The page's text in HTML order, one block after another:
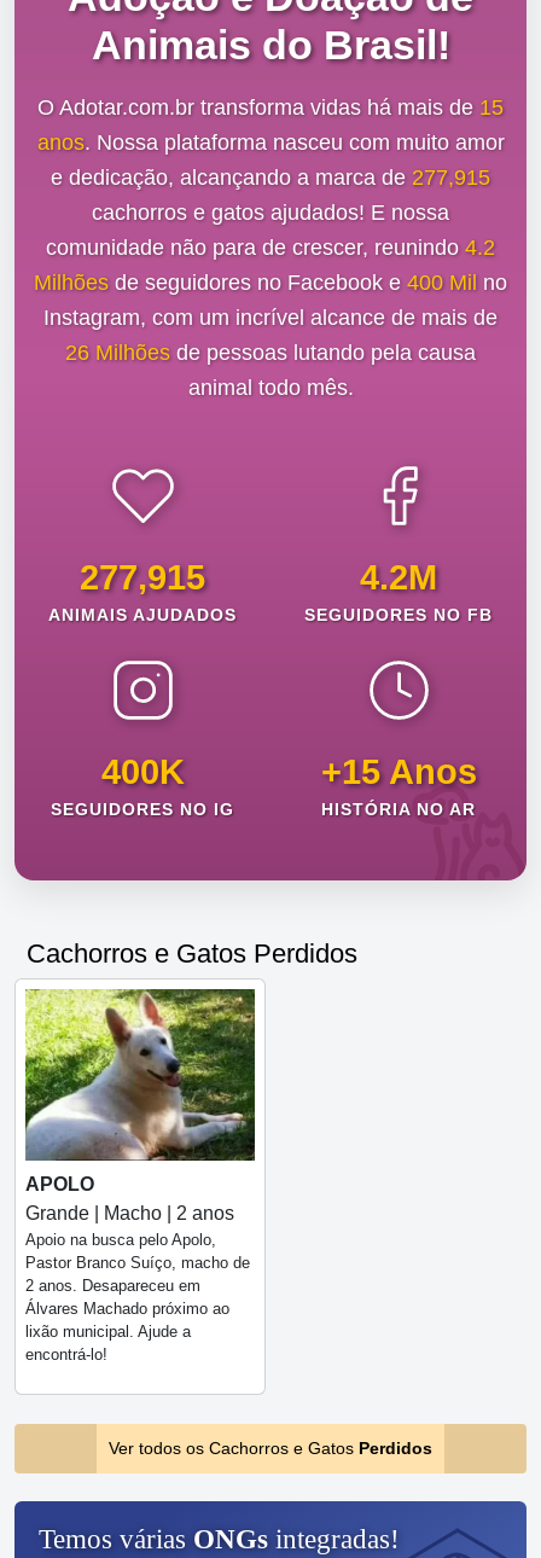
Animais do Brasil!
O Adotar.com.br transforma vidas há mais de 15
anos. Nossa plataforma nasceu com muito amor
e dedicação, alcançando a marca de 277,915
cachorros e gatos ajudados! E nossa
comunidade não para de crescer, reunindo 4.2
Milhõesde seguidores no Facebook e 400 Mil no
Instagram, com um incrível alcance de mais de
26 Milhõesde pessoas lutando pela causa
animal todo mês.
277,915
ANIMAIS AJUDADOS
4.2M
SEGUIDORES NO FB
400K
SEGUIDORES NO IG
+15 Anos
HISTÓRIA NO AR
Cachorros e Gatos Perdidos
APOLO
Grande | Macho | 2 anos
Apoio na busca pelo Apolo,
Pastor Branco Suíço, macho de
2 anos. Desapareceu em
Álvares Machado próximo ao
lixão municipal. Ajude a
encontrá-lo!
Ver todos os Cachorros e Gatos Perdidos
Temos várias ONGs integradas!